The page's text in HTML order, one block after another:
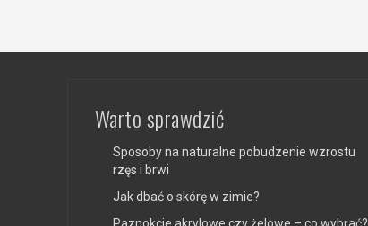
Warto sprawdzić
Sposoby na naturalne pobudzenie wzrostu
rzęs i brwi
Jak dbać o skórę w zimie?